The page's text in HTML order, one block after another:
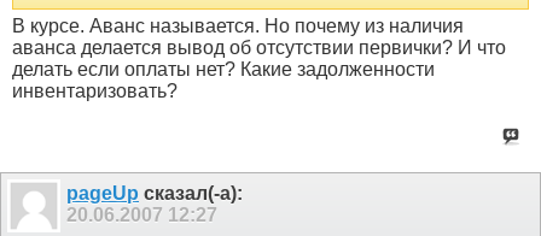
В курсе. Аванс называется. Но почему из наличия
аванса делается вывод об отсутствии первички? И что
делать если оплаты нет? Какие задолженности
инвентаризовать?
pageUp сказал(-а):
20.06.2007 12:27